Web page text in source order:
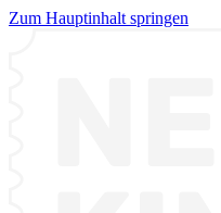
Zum Hauptinhalt springen